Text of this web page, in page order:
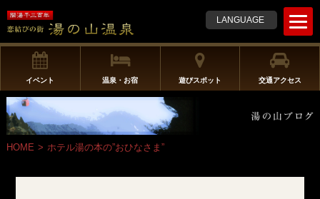
t
o
g
l
n
LANGUAGE
イベント 温泉・お宿 遊びスポット 交通アクセス
HOME > ホテル湯の本の”おひなさま”